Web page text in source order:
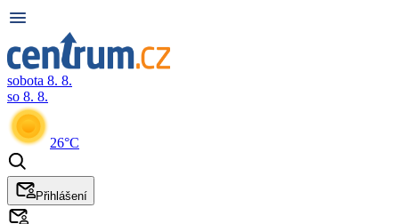
sobota 8. 8.
so 8. 8.
26°C
Přihlášení